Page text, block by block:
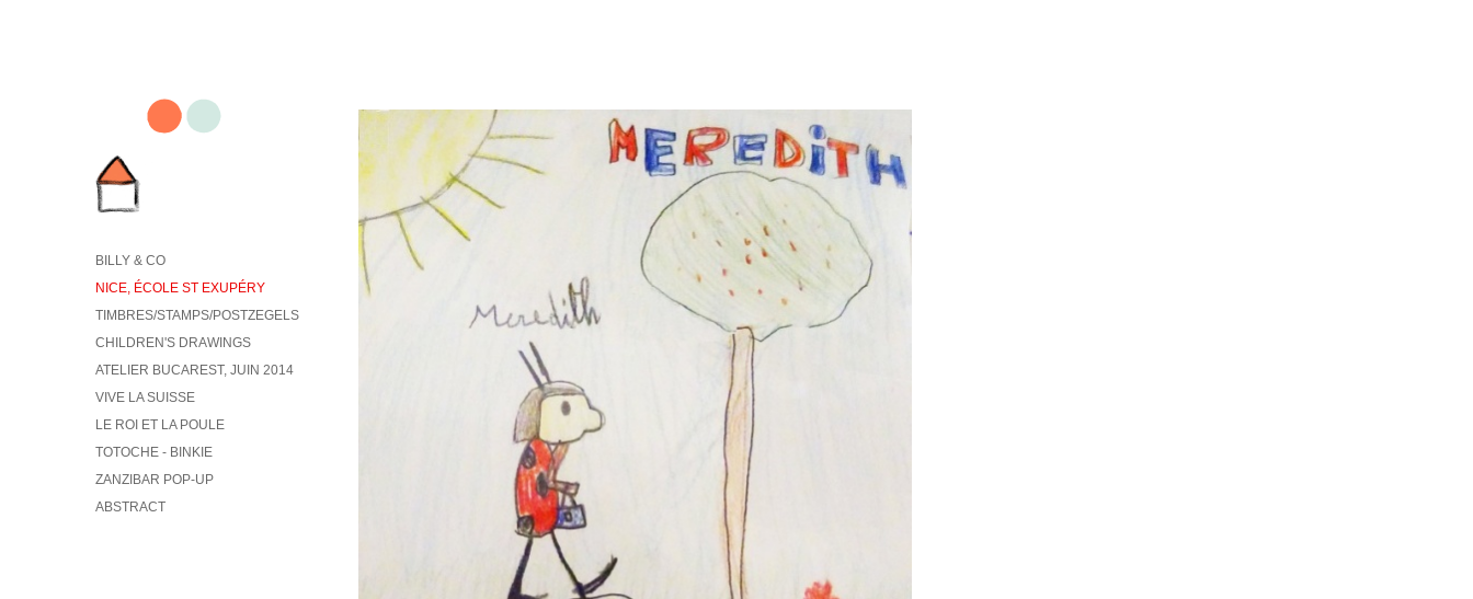
BILLY & CO
NICE, ÉCOLE ST EXUPÉRY
TIMBRES/STAMPS/POSTZEGELS
CHILDREN'S DRAWINGS
ATELIER BUCAREST, JUIN 2014
VIVE LA SUISSE
LE ROI ET LA POULE
TOTOCHE - BINKIE
ZANZIBAR POP-UP
ABSTRACT